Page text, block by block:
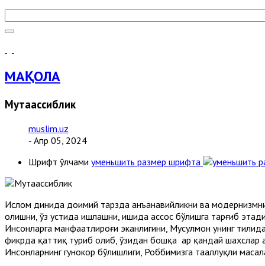
МАҚОЛА
Мутаассиблик
muslim.uz
- Апр 05, 2024
Шрифт ўлчами уменьшить размер шрифта
Ислом динида доимий тарзда анъанавийликни ва
олишни, ўз устида ишлашни, ишида ҳассос бўлишга тарғиб
Инсонларга манфаатлироғи эканлигини, Мусулмон унинг
фикрда қаттиқ туриб олиб, ўзидан бошқа ҳар қандай
Инсонларнинг гуноҳкор бўлишлиги, Роббимизга тааллуқли